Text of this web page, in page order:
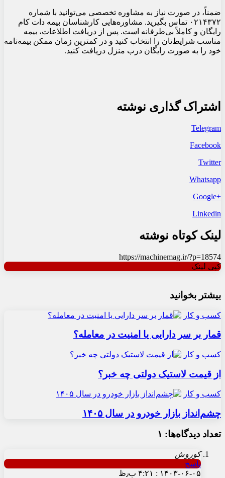
ضمناً، در صورت نیاز به مشاوره تخصصی می‌توانید با شماره
۰۲۱۴۳۷۲ تماس بگیرید. مشاوره‌هایی کارشناسان بیمه دات کام
رایگان و کاملاً بی‌طرفانه است. پس از دریافت اطلاعات، بیمه
مناسب شرایط‌تان را انتخاب کنید و در کمترین زمان ممکن بیمه‌نامه
خود را به صورت رایگان درب منزل دریافت کنید.
اشتراک گذاری نوشته
Telegram
Facebook
Twitter
Whatsapp
+Google
Linkedin
لینک کوتاه نوشته
https://machinemag.ir/?p=18574
کپی لینک
بیشتر بخوانید
کسب و کار
قمار بر سر دارایی یا امنیت در معامله؟
کسب و کار
از قیمت لاستیک دولتی چه خبر؟
کسب و کار
چشم‌انداز بازار خودرو در سال ۱۴۰۵
تعداد دیدگاه‌ها: ۱
کوروش
پاسخ
۱۴۰۳-۰۶-۰۵ : ۴:۲۱ ب٫ظ